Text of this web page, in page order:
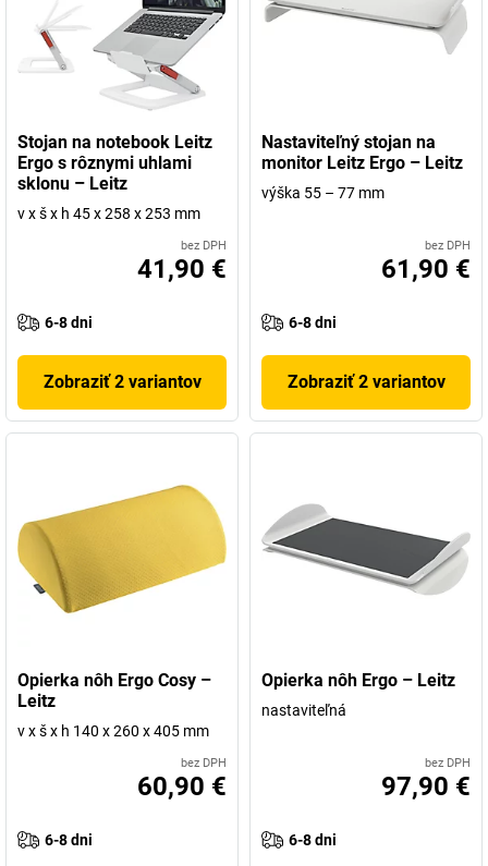
Stojan na notebook Leitz
Ergo s rôznymi uhlami
sklonu – Leitz
v x š x h 45 x 258 x 253 mm
bez DPH
41,90 €
6-8 dni
Zobraziť 2 variantov
Nastaviteľný stojan na
monitor Leitz Ergo – Leitz
výška 55 – 77 mm
bez DPH
61,90 €
6-8 dni
Zobraziť 2 variantov
Opierka nôh Ergo Cosy –
Leitz
v x š x h 140 x 260 x 405 mm
bez DPH
60,90 €
6-8 dni
Opierka nôh Ergo – Leitz
nastaviteľná
bez DPH
97,90 €
6-8 dni